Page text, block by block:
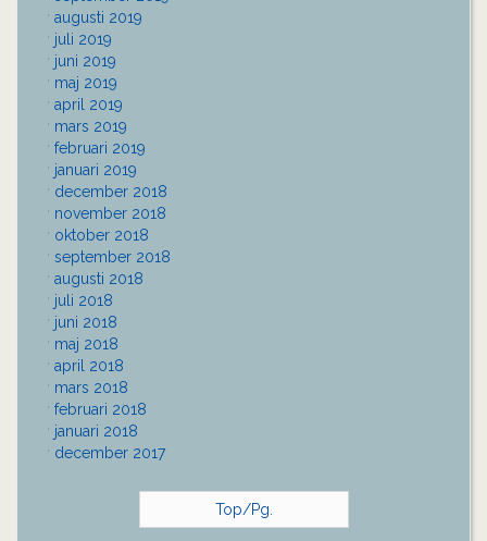
augusti 2019
juli 2019
juni 2019
maj 2019
april 2019
mars 2019
februari 2019
januari 2019
december 2018
november 2018
oktober 2018
september 2018
augusti 2018
juli 2018
juni 2018
maj 2018
april 2018
mars 2018
februari 2018
januari 2018
december 2017
Top/Pg.